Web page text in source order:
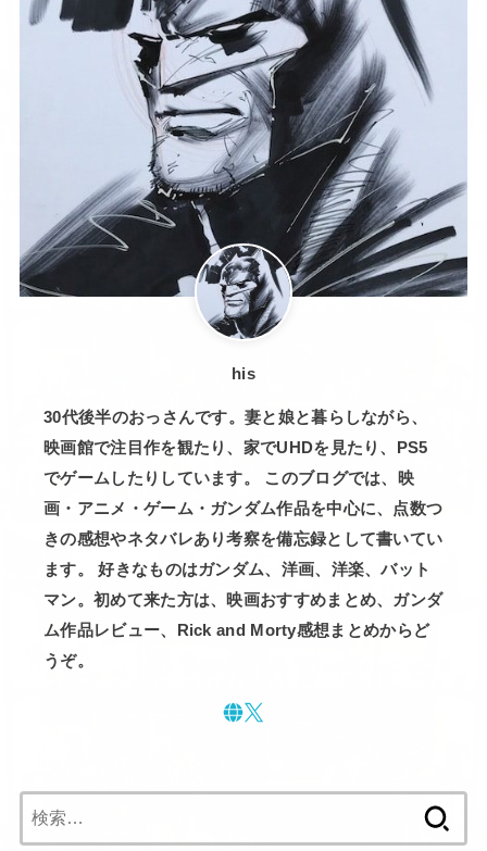
his
30代後半のおっさんです。妻と娘と暮らしながら、
映画館で注目作を観たり、家でUHDを見たり、PS5
でゲームしたりしています。 このブログでは、映
画・アニメ・ゲーム・ガンダム作品を中心に、点数つ
きの感想やネタバレあり考察を備忘録として書いてい
ます。 好きなものはガンダム、洋画、洋楽、バット
マン。初めて来た方は、映画おすすめまとめ、ガンダ
ム作品レビュー、Rick and Morty感想まとめからど
うぞ。
索: